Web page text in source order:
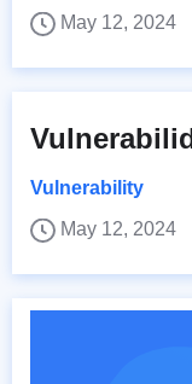
May 12, 2024
Vulnerability
May 12, 2024